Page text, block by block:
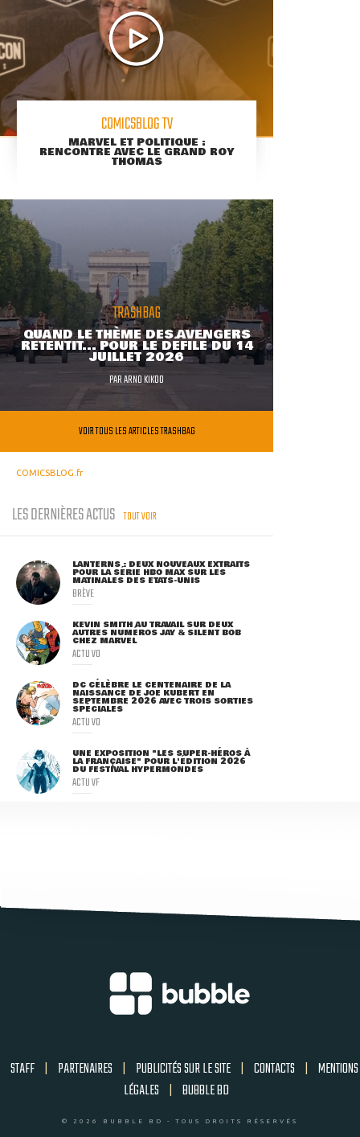
COMICSBLOG TV
MARVEL ET POLITIQUE :
RENCONTRE AVEC LE GRAND ROY
THOMAS
TRASHBAG
QUAND LE THÈME DES AVENGERS
RETENTIT... POUR LE DÉFILÉ DU 14
JUILLET 2026
PARARNO KIKOO
VOIR TOUS LES ARTICLES TRASHBAG
COMICSBLOG.fr
LES DERNIÈRES ACTUS TOUT VOIR
LANTERNS : DEUX NOUVEAUX EXTRAITS
POUR LA SÉRIE HBO MAX SUR LES
MATINALES DES ETATS-UNIS
BRÈVE
KEVIN SMITH AU TRAVAIL SUR DEUX
AUTRES NUMÉROS JAY & SILENT BOB
CHEZ MARVEL
ACTU VO
DC CÉLÈBRE LE CENTENAIRE DE LA
NAISSANCE DE JOE KUBERT EN
SEPTEMBRE 2026 AVEC TROIS SORTIES
SPÉCIALES
ACTU VO
UNE EXPOSITION "LES SUPER-HÉROS À
LA FRANÇAISE" POUR L'ÉDITION 2026
DU FESTIVAL HYPERMONDES
ACTU VF
STAFF | PARTENAIRES | PUBLICITÉS SUR LE SITE | CONTACTS | MENTIONS
LÉGALES | BUBBLE BD
© 2026 BUBBLE BD - TOUS DROITS RÉSERVÉS